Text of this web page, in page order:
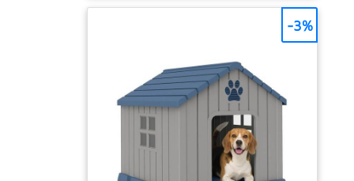
démonté sans
transporter, à
déplacer et à
ranger Espace
extra large : la
cage pour chien
est disponible en
plusieurs tailles
-3%